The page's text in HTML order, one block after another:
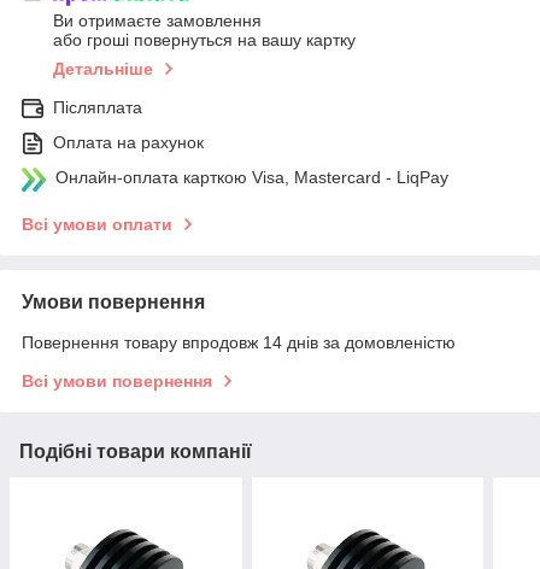
Ви отримаєте замовлення
або гроші повернуться на вашу картку
Детальніше
Післяплата
Оплата на рахунок
Онлайн-оплата карткою Visa, Mastercard - LiqPay
Всі умови оплати
Умови повернення
Повернення товару впродовж 14 днів за домовленістю
Всі умови повернення
Подібні товари компанії